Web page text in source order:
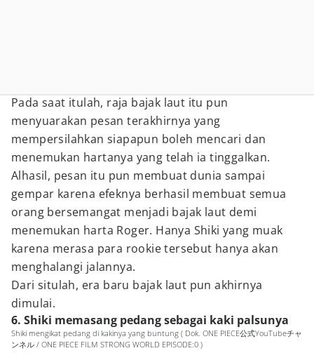
Pada saat itulah, raja bajak laut itu pun
menyuarakan pesan terakhirnya yang
mempersilahkan siapapun boleh mencari dan
menemukan hartanya yang telah ia tinggalkan.
Alhasil, pesan itu pun membuat dunia sampai
gempar karena efeknya berhasil membuat semua
orang bersemangat menjadi bajak laut demi
menemukan harta Roger. Hanya Shiki yang muak
karena merasa para rookie tersebut hanya akan
menghalangi jalannya.
Dari situlah, era baru bajak laut pun akhirnya
dimulai.
6. Shiki memasang pedang sebagai kaki palsunya
Shiki mengikat pedang di kakinya yang buntung ( Dok. ONE PIECE公式YouTubeチャ
ンネル / ONE PIECE FILM STRONG WORLD EPISODE:0 )